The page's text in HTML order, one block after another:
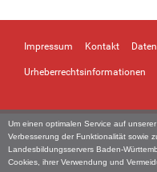
Um einen optimalen Service auf
Verbesserung der Funktionalität sowie
Landesbildungsservers Baden-
Cookies, ihrer Verwendung und
Impressum Kontakt
Urheberrechtsinformationen